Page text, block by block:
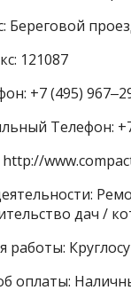
Береговой
121087
+7 (495)
Телефон:
http://
дач /
работы:
оплаты: